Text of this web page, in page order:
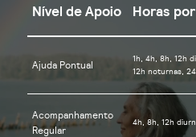
Nível de Apoio Horas
Ajuda Pontual
1h, 4h, 8h, 12h
12h noturnas,
Acompanhamento
Regular
4h, 8h, 12h